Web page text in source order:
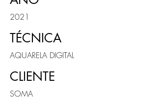
2021
TÉCNICA
AQUARELA DIGITAL
CLIENTE
SOMA